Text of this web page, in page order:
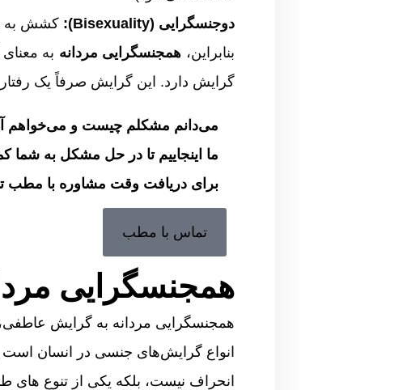
دوجنسگرایی (Bisexuality):
کشش به
بنابراین، همجنسگرایی مردانه به
گرایش دارد. این گرایش صرفاً یک
می‌دانم مشکلم چیست و می‌خواهم آن
ما اینجاییم تا در حل مشکل به شما
برای دریافت وقت مشاوره با مطب
تماس با مطب
همجنسگرایی
همجنسگرایی مردانه به گرایش
انواع گرایش‌های جنسی در انسان است
انحراف نیست، بلکه یکی از تنوع‌